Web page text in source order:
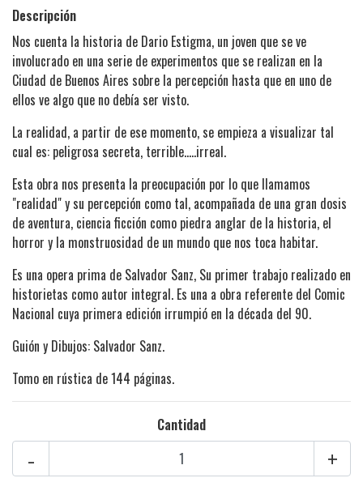
Descripción
Nos cuenta la historia de Dario Estigma, un joven que se ve
involucrado en una serie de experimentos que se realizan en la
Ciudad de Buenos Aires sobre la percepción hasta que en uno de
ellos ve algo que no debía ser visto.
La realidad, a partir de ese momento, se empieza a visualizar tal
cual es: peligrosa secreta, terrible.....irreal.
Esta obra nos presenta la preocupación por lo que llamamos
"realidad" y su percepción como tal, acompañada de una gran dosis
de aventura, ciencia ficción como piedra anglar de la historia, el
horror y la monstruosidad de un mundo que nos toca habitar.
Es una opera prima de Salvador Sanz, Su primer trabajo realizado en
historietas como autor integral. Es una a obra referente del Comic
Nacional cuya primera edición irrumpió en la década del 90.
Guión y Dibujos: Salvador Sanz.
Tomo en rústica de 144 páginas.
Cantidad
+
-